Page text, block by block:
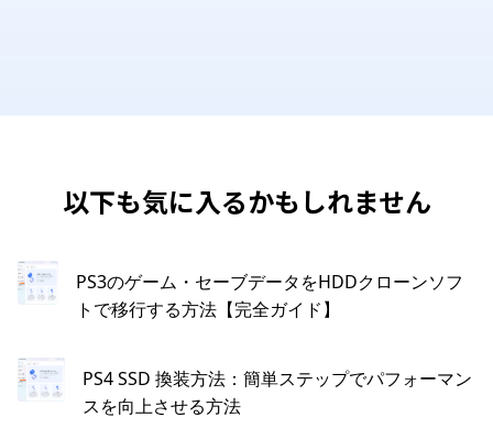
以下も気に入るかもしれません
PS3のゲーム・セーブデータをHDDクローンソフ
トで移行する方法【完全ガイド】
PS4 SSD 換装方法：簡単ステップでパフォーマン
スを向上させる方法